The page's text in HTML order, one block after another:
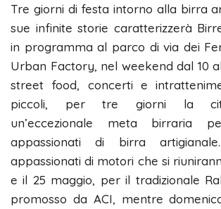
Tre giorni di festa intorno alla birra
sue infinite storie caratterizzerà
in programma al parco di via dei
Urban Factory, nel weekend dal 10
street food, concerti e
piccoli, per tre giorni la
un’eccezionale meta birraria
appassionati di birra
appassionati di motori che si
e il 25 maggio, per il tradizionale
promosso da ACI, mentre